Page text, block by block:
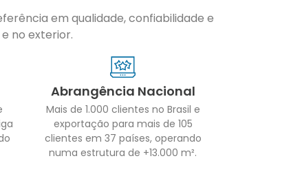
em qualidade, confiabilidade e
no exterior.
Abrangência Nacional
Mais de 1.000 clientes no Brasil e
exportação para mais de 105
clientes em 37 países, operando
numa estrutura de +13.000 m².